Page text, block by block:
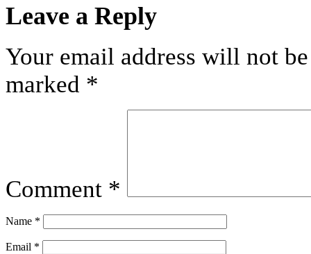
Leave a Reply
Your email address will not
marked *
Comment *
Name *
Email *